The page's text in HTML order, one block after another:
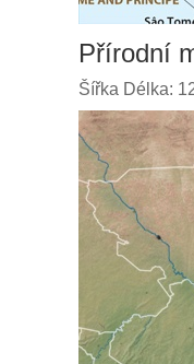
Přírodní
Šířka Délka: